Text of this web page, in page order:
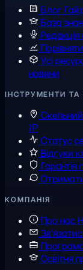
Блог
База
Редакція
Усі
новини
ІНСТРУМЕНТИ ТА
IP
Статус
Відгуки
Гарантія
КОМПАНІЯ
Про нас
Освітня